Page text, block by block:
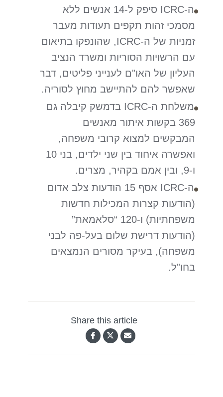
ה-ICRC סיפק ל-14 אנשים ללא
מסמכי זהות תקפים תעודות מעבר
זמניות של ה-ICRC, שהונפקו בתיאום
עם הרשויות הסוריות ומשרד הנציב
העליון של האו”ם לענייני פליטים, דבר
שאפשר להם להתיישב מחוץ לסוריה.
משלחת ה-ICRC בדמשק קיבלה גם
369 בקשות איתור מאנשים
המבקשים למצוא קרובי משפחה,
ואפשרה איחוד בין שני ילדים, בני 10
ו-9, ובין אמם בקהיר, מצרים.
ה-ICRC אסף 15 הודעות צלב אדום
(הודעות קצרות המכילות חדשות
משפחתיות) ו-120 “סלאמאת”
(הודעות דרישת שלום בעל-פה לבני
משפחה), בעיקר מסורים הנמצאים
בחו”ל.
Share this article